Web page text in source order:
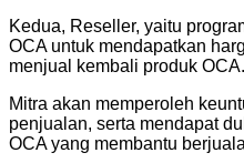
Kedua, Reseller, yaitu
OCA untuk mendapatkan
menjual kembali produk OCA.
Mitra akan memperoleh
penjualan, serta mendapat
OCA yang membantu